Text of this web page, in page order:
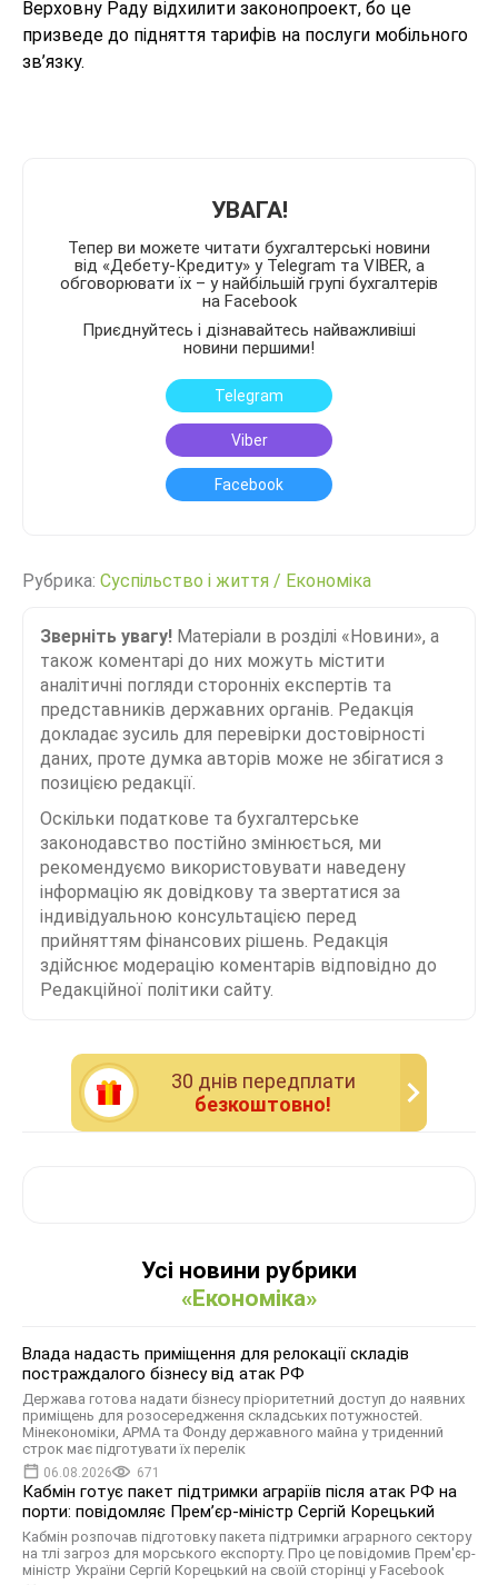
Верховну Раду відхилити законопроект, бо це
призведе до підняття тарифів на послуги мобільного
зв’язку.
УВАГА!
Тепер ви можете читати бухгалтерські новини
від «Дебету-Кредиту» у Telegram та VIBER, а
обговорювати їх – у найбільшій групі бухгалтерів
на Facebook
Приєднуйтесь і дізнавайтесь найважливіші
новини першими!
Telegram
Viber
Facebook
Рубрика: Суспільство і життя / Економіка
Зверніть увагу! Матеріали в розділі «Новини», а
також коментарі до них можуть містити
аналітичні погляди сторонніх експертів та
представників державних органів. Редакція
докладає зусиль для перевірки достовірності
даних, проте думка авторів може не збігатися з
позицією редакції.
Оскільки податкове та бухгалтерське
законодавство постійно змінюється, ми
рекомендуємо використовувати наведену
інформацію як довідкову та звертатися за
індивідуальною консультацією перед
прийняттям фінансових рішень. Редакція
здійснює модерацію коментарів відповідно до
Редакційної політики сайту.
30 днiв передплати
безкоштовно!
Усі новини рубрики
«Економіка»
Влада надасть приміщення для релокації складів
постраждалого бізнесу від атак РФ
Держава готова надати бізнесу пріоритетний доступ до наявних
приміщень для розосередження складських потужностей.
Мінекономіки, АРМА та Фонду державного майна у триденний
строк має підготувати їх перелік
06.08.2026 671
Кабмін готує пакет підтримки аграріїв після атак РФ на
порти: повідомляє Прем’єр-міністр Сергій Корецький
Кабмін розпочав підготовку пакета підтримки аграрного сектору
на тлі загроз для морського експорту. Про це повідомив Прем'єр-
міністр України Сергій Корецький на своїй сторінці у Facebook